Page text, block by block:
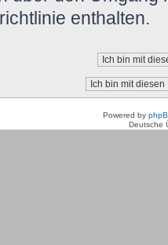
enthalten.
Powered by
Deutsche